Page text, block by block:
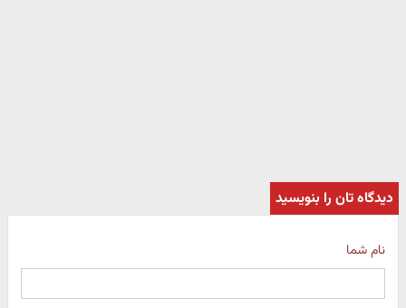
دیدگاه تان را بنویسید
نام شما